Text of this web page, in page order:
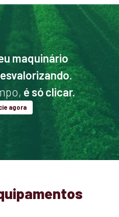
maquinário
é só clicar.
agora